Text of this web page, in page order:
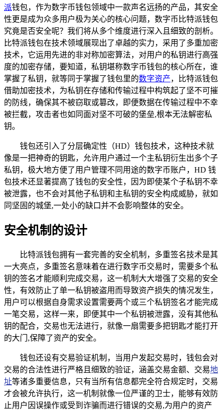
派钱包，作为数字币钱包领域中一款声名远扬的产品，其安全
性更是成为众多用户极为关心的核心问题，数字币比特派钱包
究竟是否安全呢？我们将从多个维度进行深入且细致的剖析。
比特派钱包在技术领域展现出了卓越的实力，采用了多重加密
技术，它运用先进的非对称加密算法，对用户的私钥进行高强
度的加密存储，要知道，私钥堪称数字币钱包的核心所在，谁
掌握了私钥，就等同于掌握了钱包里的数字资产，比特派钱包
借助加密技术，为私钥在存储和传输过程中构筑起了坚不可摧
的防线，确保其不被窃取或篡改，即便数据在传输过程中不幸
被拦截，攻击者也如同面对坚不可破的堡垒,根本无法解密私
钥。
钱包还引入了分层确定性（HD）钱包技术，这种技术就
像是一把神奇的钥匙，允许用户通过一个主私钥衍生出多个子
私钥，极大地方便了用户管理不同用途的数字币账户，HD 钱
包技术还显著提高了钱包的安全性，因为即使某个子私钥不幸
被泄露，也不会对其他子私钥和主私钥的安全构成威胁，就如
同坚固的城堡,一处小的缺口并不会影响整体的安全。
安全机制的设计
比特派钱包拥有一套完善的安全机制，多重签名技术是其
一大亮点，多重签名意味着在进行数字币交易时，需要多个私
钥的签名才能顺利完成交易，这一机制大大增强了交易的安全
性，有效防止了单一私钥被盗用而导致资产损失的情况发生，
用户可以根据自身需求设置需要两个或三个私钥签名才能完成
一笔交易，这样一来，即便其中一个私钥被泄露，没有其他私
钥的配合，交易也无法进行，就像一扇需要多把钥匙才能打开
的大门,保障了资产的安全。
钱包还设有交易验证机制，当用户发起交易时，钱包会对
交易的合法性进行严格且细致的验证，涵盖交易金额、交易地
址等诸多重要信息，只有当所有信息都完全符合规定时，交易
才会被允许执行，这一机制就像一位严谨的卫士，能够有效防
止用户因误操作或受到诈骗而进行错误的交易,为用户的资产